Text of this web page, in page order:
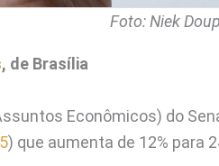
Foto: Niek
, de Brasília
Econômicos) do
) que aumenta de 12% para